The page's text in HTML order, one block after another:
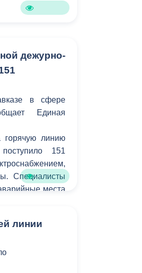
дежурно-
в сфере
Единая
линию
151
Специалисты
места
линии